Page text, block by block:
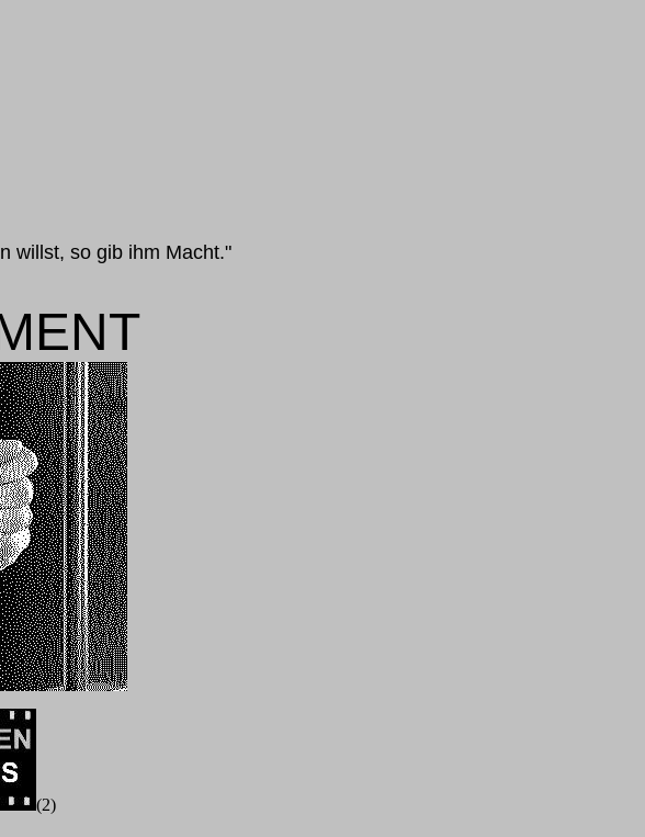
willst, so gib ihm Macht."
(2)